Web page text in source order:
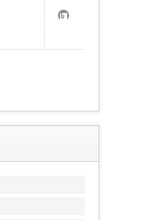
お
気
に
入